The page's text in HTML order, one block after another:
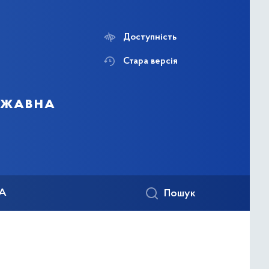
Доступність
Стара версія
Пошук